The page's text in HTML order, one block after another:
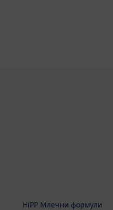
HiPP Млечни формули